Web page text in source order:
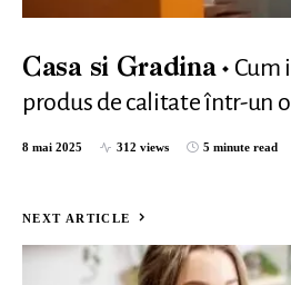
Casa si Gradina
Cum
produs de calitate într-un
8 mai 2025 312 views 5 minute read
NEXT ARTICLE